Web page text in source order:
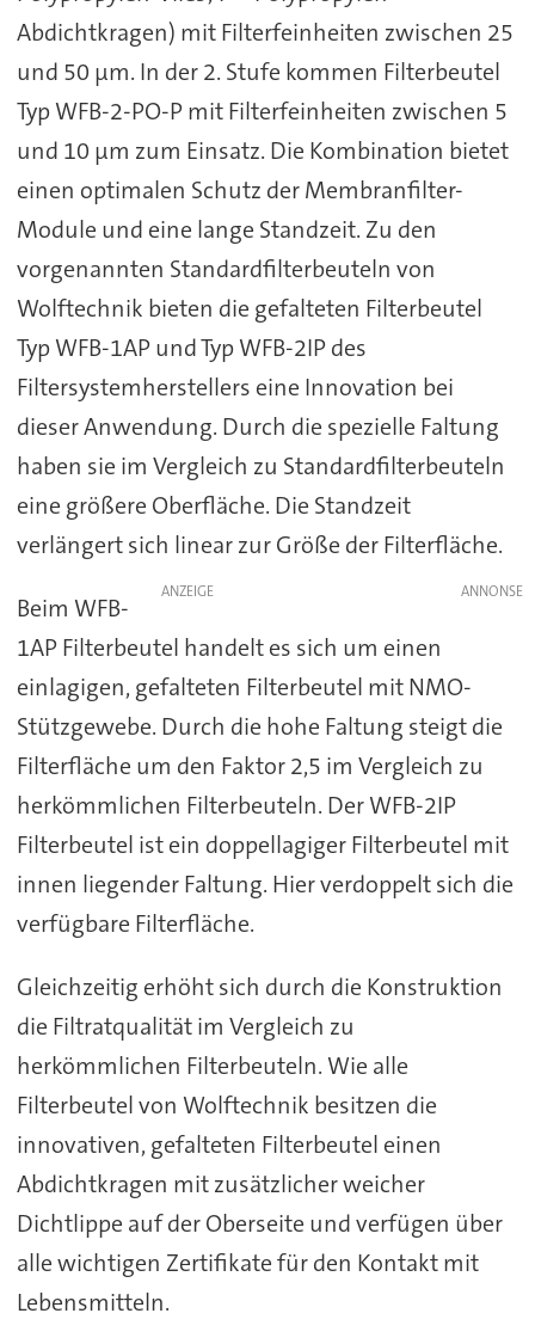
Abdichtkragen) mit Filterfeinheiten zwischen 25
und 50 µm. In der 2. Stufe kommen Filterbeutel
Typ WFB-2-PO-P mit Filterfeinheiten zwischen 5
und 10 µm zum Einsatz. Die Kombination bietet
einen optimalen Schutz der Membranfilter-
Module und eine lange Standzeit. Zu den
vorgenannten Standardfilterbeuteln von
Wolftechnik bieten die gefalteten Filterbeutel
Typ WFB-1AP und Typ WFB-2IP des
Filtersystemherstellers eine Innovation bei
dieser Anwendung. Durch die spezielle Faltung
haben sie im Vergleich zu Standardfilterbeuteln
eine größere Oberfläche. Die Standzeit
verlängert sich linear zur Größe der Filterfläche.
ANZEIGE
Beim WFB-
1AP Filterbeutel handelt es sich um einen
einlagigen, gefalteten Filterbeutel mit NMO-
Stützgewebe. Durch die hohe Faltung steigt die
Filterfläche um den Faktor 2,5 im Vergleich zu
herkömmlichen Filterbeuteln. Der WFB-2IP
Filterbeutel ist ein doppellagiger Filterbeutel mit
innen liegender Faltung. Hier verdoppelt sich die
verfügbare Filterfläche.
Gleichzeitig erhöht sich durch die Konstruktion
die Filtratqualität im Vergleich zu
herkömmlichen Filterbeuteln. Wie alle
Filterbeutel von Wolftechnik besitzen die
innovativen, gefalteten Filterbeutel einen
Abdichtkragen mit zusätzlicher weicher
Dichtlippe auf der Oberseite und verfügen über
alle wichtigen Zertifikate für den Kontakt mit
Lebensmitteln.